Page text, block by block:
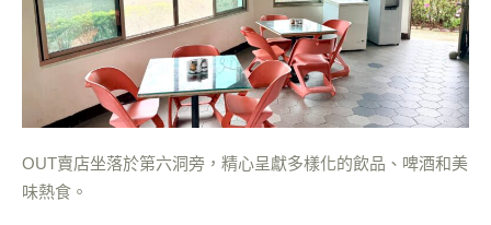
OUT賣店坐落於第六洞旁，精心呈獻多樣化的飲品、啤酒和美
味熱食。